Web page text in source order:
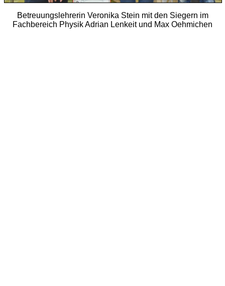
Betreuungslehrerin Veronika Stein mit den Siegern im
Fachbereich Physik Adrian Lenkeit und Max Oehmichen